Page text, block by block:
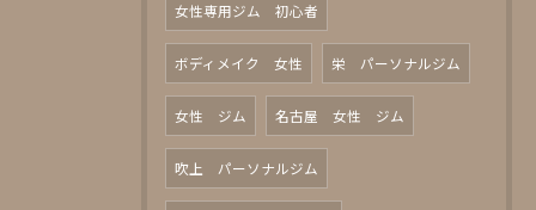
女性専用ジム 初心者
ボディメイク 女性 栄 パーソナルジム
女性 ジム 名古屋 女性 ジム
吹上 パーソナルジム